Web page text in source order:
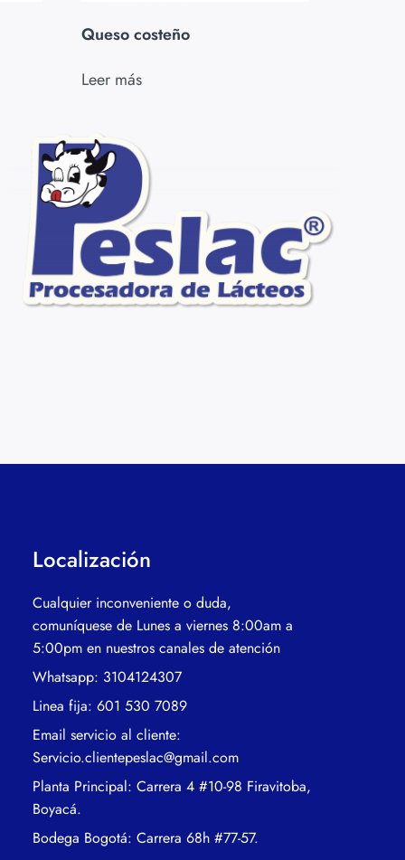
Queso costeño
Leer más
Localización
Cualquier inconveniente o duda,
comuníquese de Lunes a viernes 8:00am a
5:00pm en nuestros canales de atención
Whatsapp: 3104124307
Linea fija: 601 530 7089
Email servicio al cliente:
Servicio.clientepeslac@gmail.com
Planta Principal: Carrera 4 #10-98 Firavitoba,
Boyacá.
Bodega Bogotá: Carrera 68h #77-57.